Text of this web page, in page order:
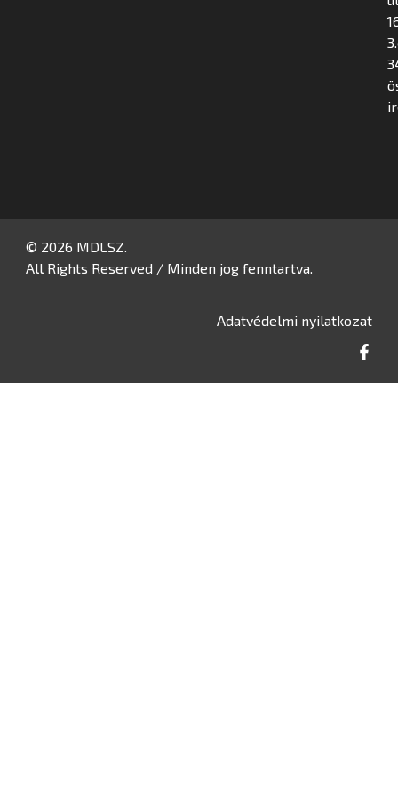
© 2026 MDLSZ.
All Rights Reserved / Minden jog fenntartva.
Adatvédelmi nyilatkozat